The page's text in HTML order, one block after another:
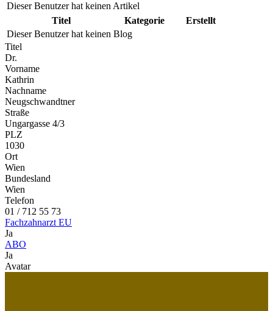
Dieser Benutzer hat keinen Artikel
Titel
Kategorie
Erstellt
Dieser Benutzer hat keinen Blog
Titel
Dr.
Vorname
Kathrin
Nachname
Neugschwandtner
Straße
Ungargasse 4/3
PLZ
1030
Ort
Wien
Bundesland
Wien
Telefon
01 / 712 55 73
Fachzahnarzt EU
Ja
ABO
Ja
Avatar